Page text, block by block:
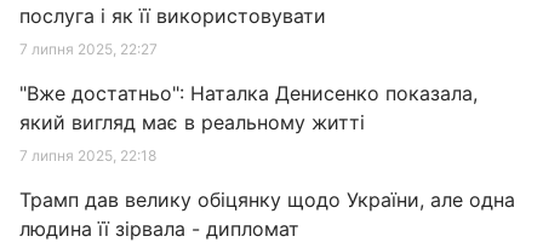
послуга і як її використовувати
7 липня 2025, 22:27
"Вже достатньо": Наталка Денисенко показала,
який вигляд має в реальному житті
7 липня 2025, 22:18
Трамп дав велику обіцянку щодо України, але одна
людина її зірвала - дипломат